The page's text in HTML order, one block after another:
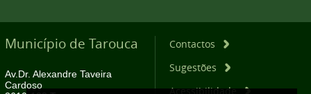
Município de Tarouca
Av.Dr. Alexandre Taveira
Cardoso
Contactos
Sugestões
Acessibilidade